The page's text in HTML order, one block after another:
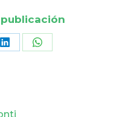
Share Share